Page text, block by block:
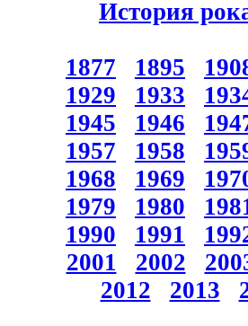
История
1877 1895
1929
1933
1945
1946
1957
1958
1968
1969
1979
1980
1990
1991
2001
2002
2012
2013